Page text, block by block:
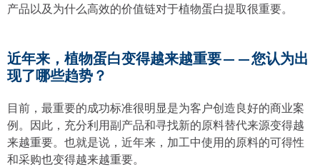
产品以及为什么高效的价值链对于植物蛋白提取很重要。
近年来，植物蛋白变得越来越重要——您认为出
现了哪些趋势？
目前，最重要的成功标准很明显是为客户创造良好的商业案
例。因此，充分利用副产品和寻找新的原料替代来源变得越
来越重要。也就是说，近年来，加工中使用的原料的可得性
和采购也变得越来越重要。